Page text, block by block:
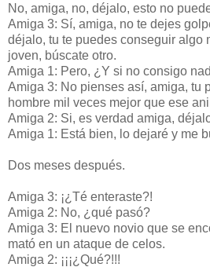
No, amiga, no, déjalo, esto no
Amiga 3: Sí, amiga, no te dejes
déjalo, tu te puedes conseguir algo
joven, búscate otro.
Amiga 1: Pero, ¿Y si no consigo
Amiga 3: No pienses así, amiga, tu
hombre mil veces mejor que ese
Amiga 2: Si, es verdad amiga,
Amiga 1: Está bien, lo dejaré y me
Dos meses después.
Amiga 3: ¡¿Té enteraste?!
Amiga 2: No, ¿qué pasó?
Amiga 3: El nuevo novio que se
mató en un ataque de celos.
Amiga 2: ¡¡¡¿Qué?!!!